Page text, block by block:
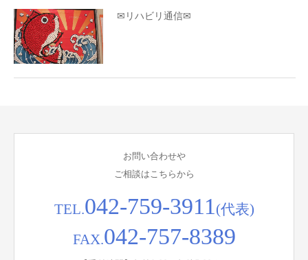
✉リハビリ通信✉
お問い合わせや
ご相談はこちらから
TEL.042-759-3911 (代表)
FAX.042-757-8389